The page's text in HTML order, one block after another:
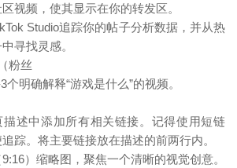
视频，使其显示在你的转发区。
Studio追踪你的帖子分析数据，并从热
寻找灵感。
粉丝
个明确解释“游戏是什么”的视频。
描述中添加所有相关链接。记得使用短链
踪。将主要链接放在描述的前两行内。
）缩略图，聚焦一个清晰的视觉创意。